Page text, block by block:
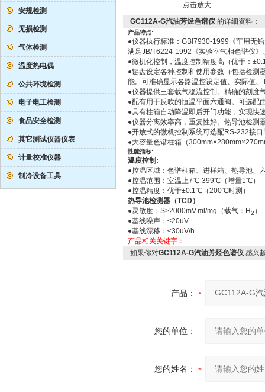
安规检测
无损检测
气体检测
温度热电偶
公共环境检测
电子电工检测
食品安全检测
其它测试仪器仪表
计量校准仪器
制冷设备工具
点击放大
GC112A-G汽油芳烃色谱仪 的详细资料：
产品特点:
●仪器执行标准：GBl7930-1999《车用无
满足JB/T6224-1992《实验室气相色谱仪
●微机化控制，温度控制精度高（优于：
●键盘设定各种控制和使用参数（包括检测
能。可准确显示各路温控设定值、实际值
●仪器提供三套载气稳流控制。精确的刻度
●配有用于反吹的恒温平面六通阀。可选配
●具有柱箱自动降温即后开门功能，实现快
●仪器分离效率高，重复性好。热导池检测
●开放式的微机控制系统可选配RS-232接
●大容量色谱柱箱（
性能指标:
温度控制:
●控温区域：色谱柱箱、进样箱、热导池、
●控温范围：室温上7℃-399℃（增量1℃）
●控温精度：优于±0.1℃（200℃时测）
热导池检测器（TCD）
●灵敏度：S>2000mV.ml/mg（载气：H2 ）
●基线噪声：≤20uV
●基线漂移：≤30uV/h
产品相关关键字：
如果你对GC112A-G汽油芳烃色谱仪 感兴
产品：
您的单位：
您的姓名：